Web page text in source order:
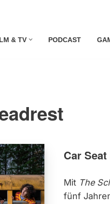
& TV PODCAST
Car
Mit The
fünf